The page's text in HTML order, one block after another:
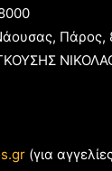
Πάρος,
(για